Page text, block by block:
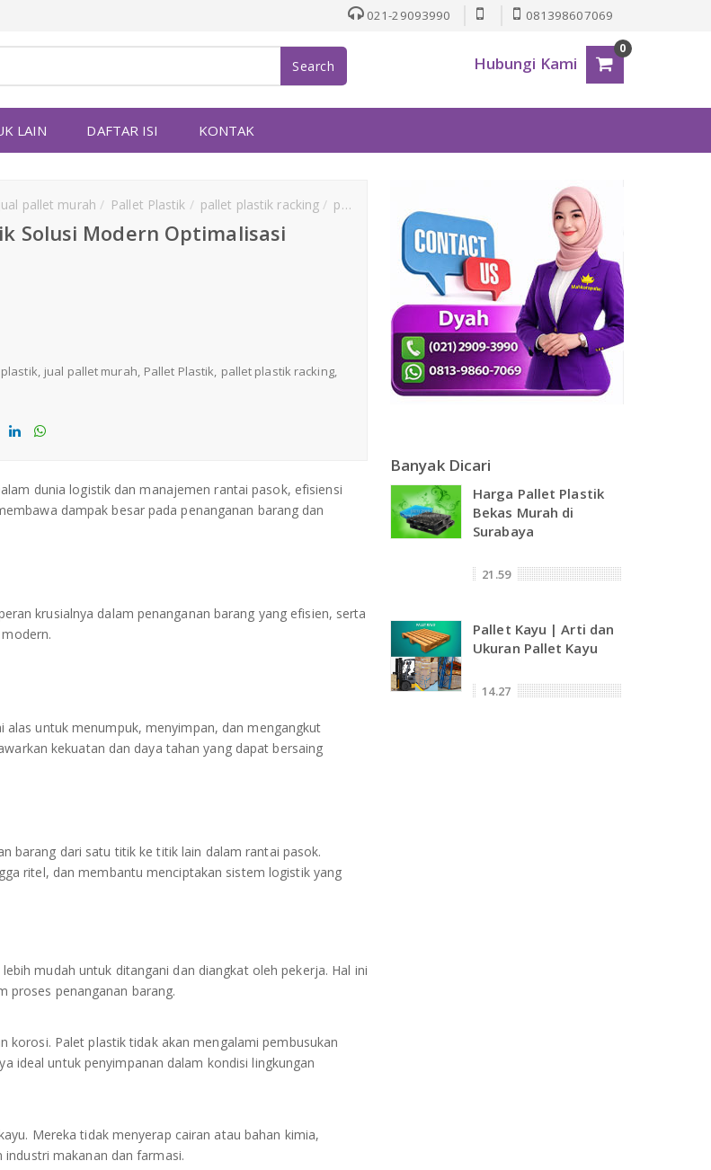
021-29093990 081398607069
Search Hubungi Kami
0
LAIN DAFTAR ISI KONTAK
jual pallet murah Pallet Plastik pallet plastik racking pallet racking
Solusi Modern Optimalisasi
jual pallet murah Pallet Plastik pallet plastik racking
dunia logistik dan manajemen rantai pasok, efisiensi
dampak besar pada penanganan barang dan
krusialnya dalam penanganan barang yang efisien, serta
untuk menumpuk, menyimpan, dan mengangkut
kekuatan dan daya tahan yang dapat bersaing
barang dari satu titik ke titik lain dalam rantai pasok.
ritel, dan membantu menciptakan sistem logistik yang
mudah untuk ditangani dan diangkat oleh pekerja. Hal ini
proses penanganan barang.
korosi. Palet plastik tidak akan mengalami pembusukan
ideal untuk penyimpanan dalam kondisi lingkungan
Mereka tidak menyerap cairan atau bahan kimia,
makanan dan farmasi.
Banyak Dicari
Harga Pallet Plastik
Bekas Murah di
Surabaya
21.59
Pallet Kayu | Arti dan
Ukuran Pallet Kayu
14.27